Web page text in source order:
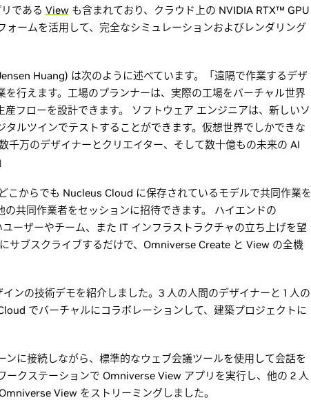
である Viewも含まれており、クラウド上の NVIDIA RTX™ GPU
ムを活用して、完全なシミュレーションおよびレンダリング
Huang) は次のように述べています。「遠隔で作業するデザ
行えます。工場のプランナーは、実際の工場をバーチャル世界
フローを設計できます。 ソフトウェア エンジニアは、新しいソ
ルツインでテストすることができます。仮想世界でしかできな
万のデザイナーとクリエイター、そして数十億もの未来の AI
こからでも Nucleus Cloud に保存されているモデルで共同作業を
共同作業者をセッションに招待できます。 ハイエンドの
ーザーやチーム、また IT インフラストラクチャの立ち上げを望
サブスクライブするだけで、Omniverse Create と View の全機
ンの技術デモを紹介しました。3 人の人間のデザイナーと 1 人の
でバーチャルにコラボレーションして、建築プロジェクトに
に接続しながら、標準的なウェブ会議ツールを使用して会話を
ークステーションで Omniverse View アプリを実行し、他の 2 人
View をストリーミングしました。